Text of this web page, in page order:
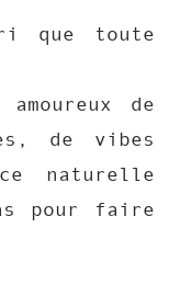
que toute
de
de vibes
naturelle
pour faire